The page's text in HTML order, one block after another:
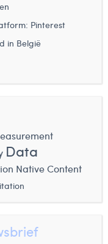
Pinterest
in België
Data
Native Content